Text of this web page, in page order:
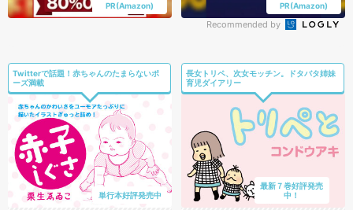
PR(Amazon) PR(Amazon)
Recommended by
Twitterで話題！赤ちゃんのたまらないポ
ーズ満載
単行本好評発売中
長女トリペ、次女モッチン。ドタバタ姉妹
育児ダイアリー
最新７巻好評発売
中！